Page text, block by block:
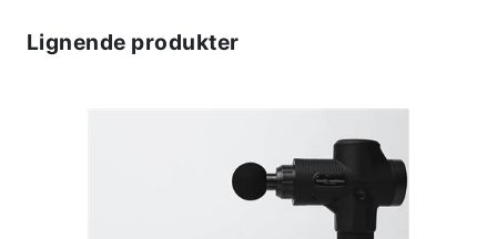
Lignende produkter